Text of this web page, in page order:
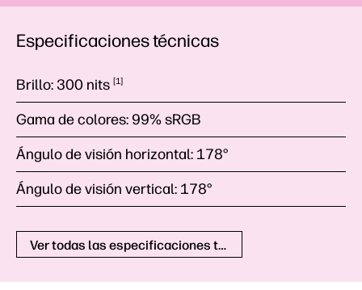
Especificaciones técnicas
Brillo: 300 nits 1
Gama de colores:99% sRGB
Ángulo de visión horizontal: 178°
Ángulo de visión vertical: 178°
Ver todas las especificaciones técnicas